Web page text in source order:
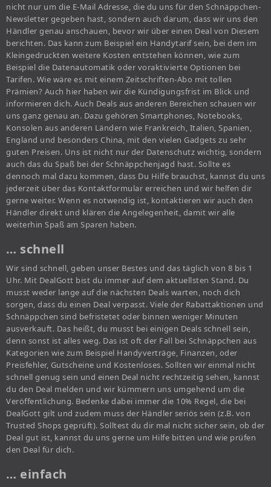
nicht nur um die E-Mail Adresse, die du uns für den Schnäppchen-
Newsletter gegeben hast, sondern auch darum, dass wir uns den
Händler genau anschauen, bevor wir über einen Deal von Diesem
berichten. Das kann zum Beispiel ein Handytarif sein, bei dem im
Kleingedruckten weitere Kosten entstehen können, wie zum
Beispiel die Datenautomatik oder voraktivierte Optionen bei
Tarifen. Wie wäre es mit einem Zeitschriften-Abo mit tollen
Prämien? Auch hier haben wir die Kündigungsfrist im Blick und
informieren dich. Auch Deals aus anderen Bereichen schauen wir
uns ganz genau an. Dazu gehören Smartphones, Notebooks,
Konsolen aus anderen Ländern wie Frankreich, Italien, Spanien,
England und besonders China, mit den vielen Gadgets zu sehr
guten Preisen. Uns ist nicht nur der Datenschutz wichtig, sondern
auch das du Spaß bei der Schnäppchenjagd hast. Sollte es
dennoch mal dazu kommen, dass Du Hilfe brauchst, kannst du uns
jederzeit über das Kontaktformular erreichen und wir helfen dir
gerne weiter. Wenn es notwendig ist, kontaktieren wir auch den
Händler direkt und klären die Angelegenheit, damit wir alle
weiterhin Spaß am Sparen haben.
… schnell
Wir sind schnell, geben unser Bestes und das täglich von 8 bis 1
Uhr. Mit DealGott bist du immer auf dem aktuellsten Stand. Du
musst weder lange auf die nächsten Deals warten, noch dich
sorgen, dass du einen Deal verpasst. Viele der Rabattaktionen und
Schnäppchen sind befristetet oder binnen weniger Minuten
ausverkauft. Das heißt, du musst bei einigen Deals schnell sein,
denn sonst ist alles weg. Das ist oft der Fall bei Schnäppchen aus
Kategorien wie zum Beispiel Handyverträge, Finanzen, oder
Preisfehler, Gutscheine und Kostenloses. Sollten wir einmal nicht
schnell genug sein und einen Deal nicht rechtzeitig sehen, kannst
du den Deal melden und wir kümmern uns umgehend um die
Veröffentlichung. Bedenke dabei immer die 10% Regel, die bei
DealGott gilt und zudem muss der Händler seriös sein (z.B. von
Trusted Shops geprüft). Solltest du dir mal nicht sicher sein, ob der
Deal gut ist, kannst du uns gerne um Hilfe bitten und wie prüfen
den Deal für dich.
… einfach